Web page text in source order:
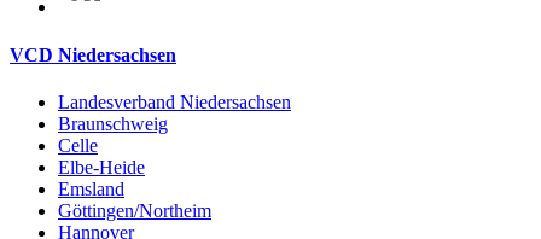
VCD Niedersachsen
Landesverband Niedersachsen
Braunschweig
Celle
Elbe-Heide
Emsland
Göttingen/Northeim
Hannover